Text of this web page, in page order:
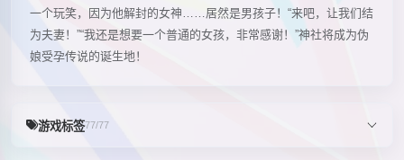
一个玩笑，因为他解封的女神……居然是男孩子！“来吧，让我们结
为夫妻！”“我还是想要一个普通的女孩，非常感谢！”神社将成为伪
娘受孕传说的诞生地！
游戏标签77/77